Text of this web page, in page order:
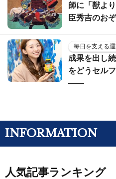
師に「獣よ
臣秀吉のお
毎日を支える
成果を出し
をどうセル
——
INFORMATION
人気記事ランキング